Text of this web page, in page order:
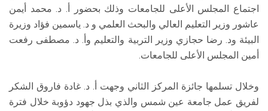
اجتماع المجلس الأعلى للجامعات وذلك بحضور أ. د. محمد أيمن
عاشور وزير التعليم العالي والبحث العلمي و د. ياسمين فؤاد وزيرة
البيئة ود. رضا حجازي وزير التربية والتعليم وأ. د. مصطفى رفعت
أمين المجلس الأعلى للجامعات.
وخلال تسلمها جائزة المركز الثاني وجهت أ. د. غادة فاروق الشكر
لفريق عمل جامعة عين شمس والذي بذل جهود دؤوبة خلال فترة